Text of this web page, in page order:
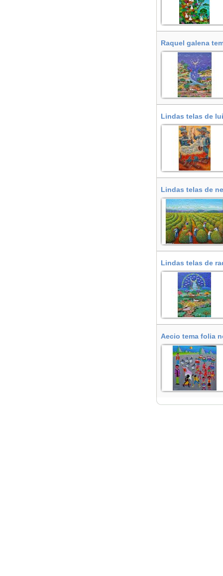
Raquel galena
Lindas telas de
Lindas telas de
Lindas telas de
Aecio tema folia